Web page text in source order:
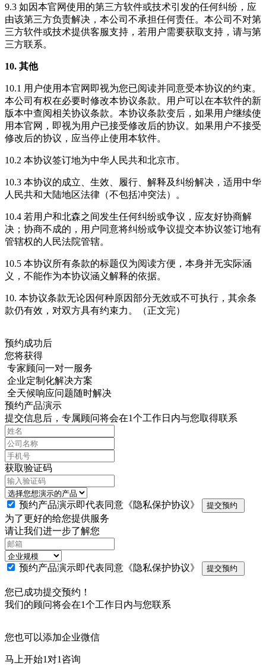
9.3 如因本官网使用的第三方软件或技术引发的任何纠纷，应
由该第三方负责解决，本公司不承担任何责任。本公司不对第
三方软件或技术提供客服支持，若用户需要获取支持，请与第
三方联系。
10. 其他
10.1 用户使用本官网即视为您已阅读并同意受本协议的约束。
本公司有权在必要时修改本协议条款。用户可以在本软件的新
版本中查阅相关协议条款。本协议条款变后，如果用户继续使
用本官网，即视为用户已接受修改后的协议。如果用户不接受
修改后的协议，应当停止使用本软件。
10.2 本协议签订地为中华人民共和北京市。
10.3 本协议的成立、生效、履行、解释及纠纷解决，适用中华
人民共和大陆地区法律（不包括冲突法）。
10.4 若用户和北森之间发生任何纠纷或争议，应友好协商解
决；协商不成的，用户同意将纠纷或争议提交本协议签订地有
管辖权的人民法院管辖。
10.5 本协议所有条款的标题仅为阅读方便，本身并无实际涵
义，不能作为本协议涵义解释的依据。
10. 本协议条款无论因何种原因部分无效或不可执行，其余条
款仍有效，对双方具有约束力。（正文完）
预约成功后
您将获得
专家顾问一对一服务
企业定制化解决方案
全天候响应问题随时解决
预约产品演示
提交信息后，专属顾问将会在1个工作日内与您取得联系
获取验证码
预约产品演示即代表同意 《隐私保护协议》 提交预约
为了更好的给您提供服务
请让我们进一步了解您
预约产品演示即代表同意 《隐私保护协议》 提交预约
您已成功提交预约！
我们的顾问将会在1个工作日内与您联系
您也可以添加企业微信
马上开始1对1咨询